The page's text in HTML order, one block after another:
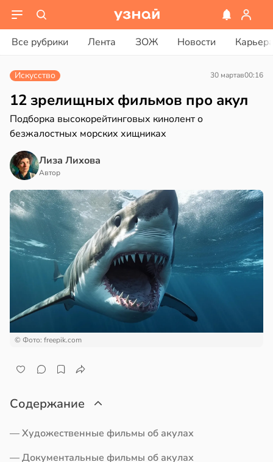
Все рубрики Лента ЗОЖ Новости
в13:55
21:42
Искусство 30 мартав00:16
12 зрелищных фильмов про акул
Подборка высокорейтинговых кинолент о
безжалостных морских хищниках
Лиза Лихова
Автор
© Фото: freepik.com
Содержание
— Художественные фильмы об акулах
— Документальные фильмы об акулах